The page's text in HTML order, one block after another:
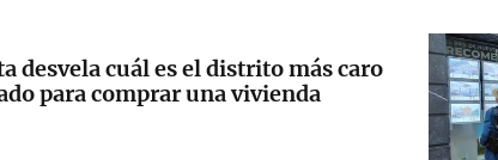
desvela cuál es el distrito más caro
para comprar una vivienda